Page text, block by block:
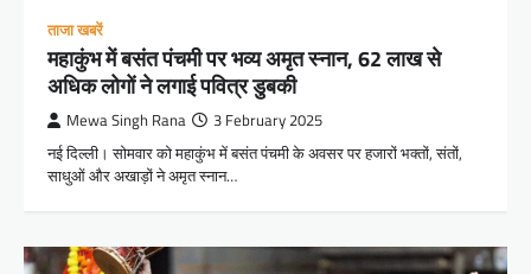
ताजा खबरें
महाकुंभ में बसंत पंचमी पर भव्य अमृत स्नान, 62 लाख से
अधिक लोगों ने लगाई पवित्र डुबकी
Mewa Singh Rana 3 February 2025
नई दिल्ली। सोमवार को महाकुंभ में बसंत पंचमी के अवसर पर हजारों भक्तों, संतों,
साधुओं और अखाड़ों ने अमृत स्नान…